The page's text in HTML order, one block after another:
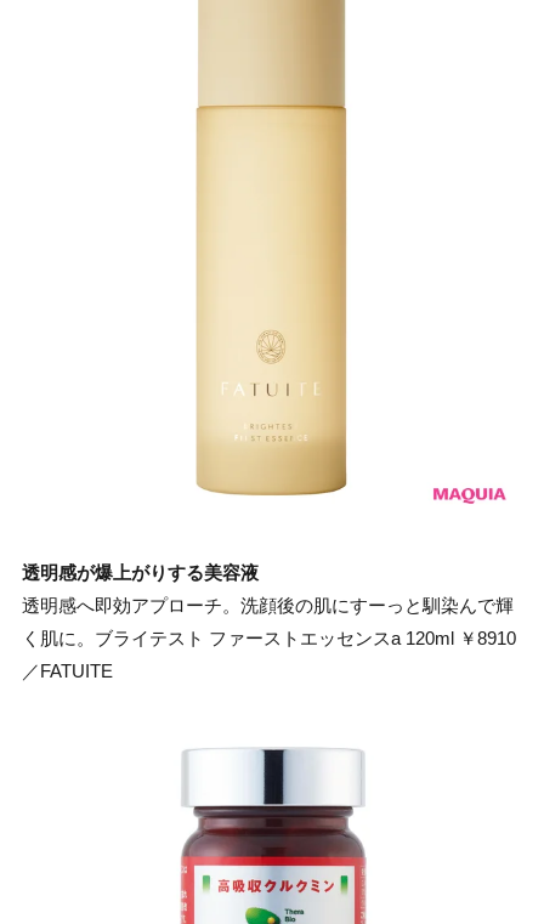
透明感が爆上がりする美容液
透明感へ即効アプローチ。洗顔後の肌にすーっと馴染んで輝
く肌に。ブライテスト ファーストエッセンスa 120ml ￥8910
／FATUITE